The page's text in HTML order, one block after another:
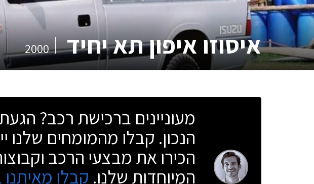
איסוזו איפון תא יחיד 2000
מעוניינים ברכישת רכב?
הנכון. קבלו מהמומחים שלנו
הכירו את מבצעי הרכב
המיוחדות שלנו. קבלו מאיתנו